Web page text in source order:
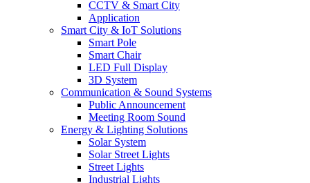
CCTV & Smart City
Application
Smart City & IoT Solutions
Smart Pole
Smart Chair
LED Full Display
3D System
Communication & Sound Systems
Public Announcement
Meeting Room Sound
Energy & Lighting Solutions
Solar System
Solar Street Lights
Street Lights
Industrial Lights